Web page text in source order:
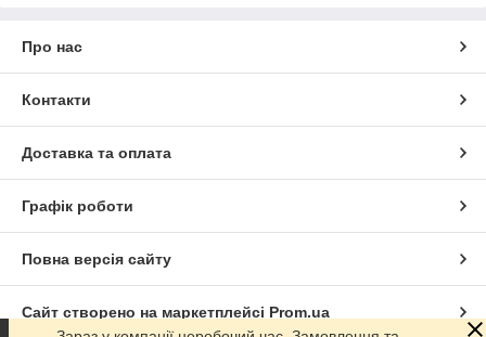
Про нас
Контакти
Доставка та оплата
Графік роботи
Повна версія сайту
Сайт створено на маркетплейсі Prom.ua